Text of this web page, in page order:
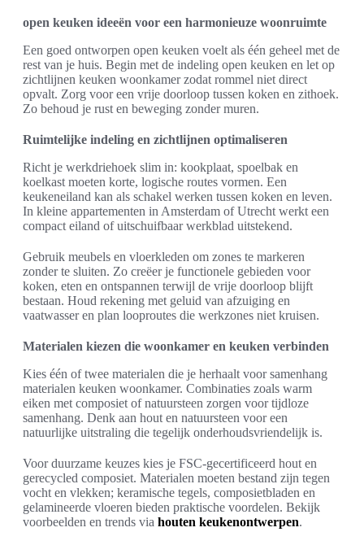
open keuken ideeën voor een harmonieuze woonruimte
Een goed ontworpen open keuken voelt als één geheel met de
rest van je huis. Begin met de indeling open keuken en let op
zichtlijnen keuken woonkamer zodat rommel niet direct
opvalt. Zorg voor een vrije doorloop tussen koken en zithoek.
Zo behoud je rust en beweging zonder muren.
Ruimtelijke indeling en zichtlijnen optimaliseren
Richt je werkdriehoek slim in: kookplaat, spoelbak en
koelkast moeten korte, logische routes vormen. Een
keukeneiland kan als schakel werken tussen koken en leven.
In kleine appartementen in Amsterdam of Utrecht werkt een
compact eiland of uitschuifbaar werkblad uitstekend.
Gebruik meubels en vloerkleden om zones te markeren
zonder te sluiten. Zo creëer je functionele gebieden voor
koken, eten en ontspannen terwijl de vrije doorloop blijft
bestaan. Houd rekening met geluid van afzuiging en
vaatwasser en plan looproutes die werkzones niet kruisen.
Materialen kiezen die woonkamer en keuken verbinden
Kies één of twee materialen die je herhaalt voor samenhang
materialen keuken woonkamer. Combinaties zoals warm
eiken met composiet of natuursteen zorgen voor tijdloze
samenhang. Denk aan hout en natuursteen voor een
natuurlijke uitstraling die tegelijk onderhoudsvriendelijk is.
Voor duurzame keuzes kies je FSC-gecertificeerd hout en
gerecycled composiet. Materialen moeten bestand zijn tegen
vocht en vlekken; keramische tegels, composietbladen en
gelamineerde vloeren bieden praktische voordelen. Bekijk
voorbeelden en trends via houten keukenontwerpen.